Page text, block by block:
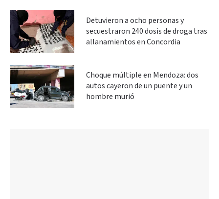
Detuvieron a ocho personas y
secuestraron 240 dosis de droga tras
allanamientos en Concordia
Choque múltiple en Mendoza: dos
autos cayeron de un puente y un
hombre murió